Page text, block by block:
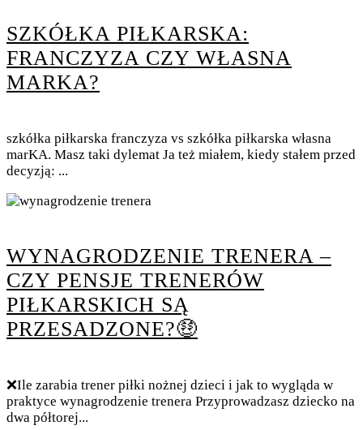
SZKÓŁKA PIŁKARSKA:
FRANCZYZA CZY WŁASNA
MARKA?
szkółka piłkarska franczyza vs szkółka piłkarska własna
marKA. Masz taki dylemat Ja też miałem, kiedy stałem przed
decyzją: ...
WYNAGRODZENIE TRENERA –
CZY PENSJE TRENERÓW
PIŁKARSKICH SĄ
PRZESADZONE?🤑
❌Ile zarabia trener piłki nożnej dzieci i jak to wygląda w
praktyce wynagrodzenie trenera Przyprowadzasz dziecko na
dwa półtorej...